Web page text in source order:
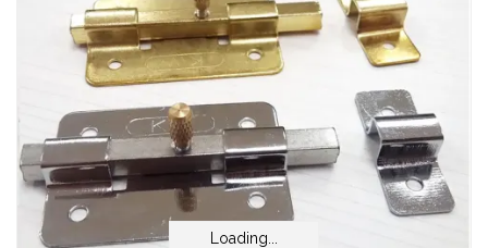
Loading...
Loading...